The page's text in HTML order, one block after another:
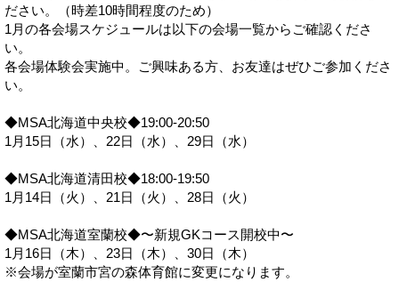
ださい。（時差10時間程度のため）
1月の各会場スケジュールは以下の会場一覧からご確認くださ
い。
各会場体験会実施中。ご興味ある方、お友達はぜひご参加くださ
い。
◆MSA北海道中央校◆19:00-20:50
1月15日（水）、22日（水）、29日（水）
◆MSA北海道清田校◆18:00-19:50
1月14日（火）、21日（火）、28日（火）
◆MSA北海道室蘭校◆〜新規GKコース開校中〜
1月16日（木）、23日（木）、30日（木）
※会場が室蘭市宮の森体育館に変更になります。